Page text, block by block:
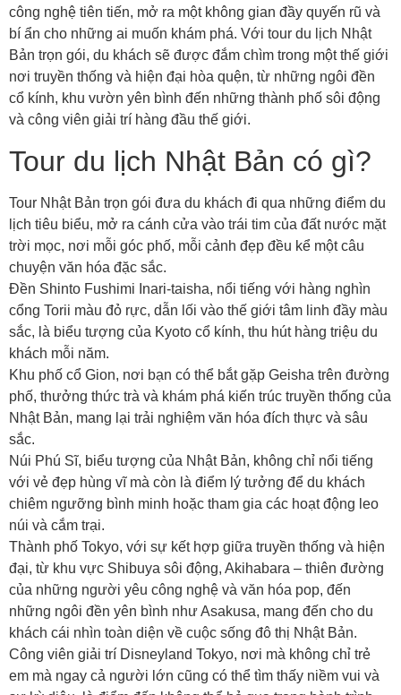
công nghệ tiên tiến, mở ra một không gian đầy quyến rũ và
bí ẩn cho những ai muốn khám phá. Với tour du lịch Nhật
Bản trọn gói, du khách sẽ được đắm chìm trong một thế giới
nơi truyền thống và hiện đại hòa quện, từ những ngôi đền
cổ kính, khu vườn yên bình đến những thành phố sôi động
và công viên giải trí hàng đầu thế giới.
Tour du lịch Nhật Bản có gì?
Tour Nhật Bản trọn gói đưa du khách đi qua những điểm du
lịch tiêu biểu, mở ra cánh cửa vào trái tim của đất nước mặt
trời mọc, nơi mỗi góc phố, mỗi cảnh đẹp đều kể một câu
chuyện văn hóa đặc sắc.
Đền Shinto Fushimi Inari-taisha, nổi tiếng với hàng nghìn
cổng Torii màu đỏ rực, dẫn lối vào thế giới tâm linh đầy màu
sắc, là biểu tượng của Kyoto cổ kính, thu hút hàng triệu du
khách mỗi năm.
Khu phố cổ Gion, nơi bạn có thể bắt gặp Geisha trên đường
phố, thưởng thức trà và khám phá kiến trúc truyền thống của
Nhật Bản, mang lại trải nghiệm văn hóa đích thực và sâu
sắc.
Núi Phú Sĩ, biểu tượng của Nhật Bản, không chỉ nổi tiếng
với vẻ đẹp hùng vĩ mà còn là điểm lý tưởng để du khách
chiêm ngưỡng bình minh hoặc tham gia các hoạt động leo
núi và cắm trại.
Thành phố Tokyo, với sự kết hợp giữa truyền thống và hiện
đại, từ khu vực Shibuya sôi động, Akihabara – thiên đường
của những người yêu công nghệ và văn hóa pop, đến
những ngôi đền yên bình như Asakusa, mang đến cho du
khách cái nhìn toàn diện về cuộc sống đô thị Nhật Bản.
Công viên giải trí Disneyland Tokyo, nơi mà không chỉ trẻ
em mà ngay cả người lớn cũng có thể tìm thấy niềm vui và